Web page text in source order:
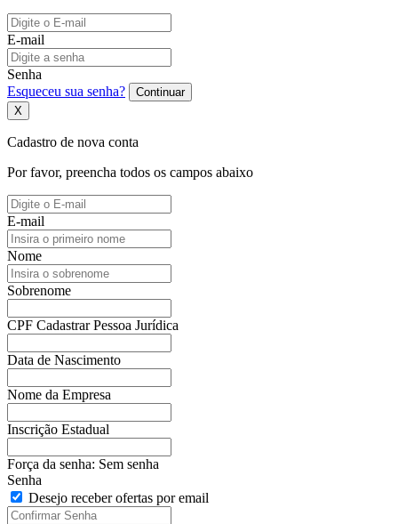
E-mail
Senha
Esqueceu sua senha?
Continuar
X
Cadastro de nova conta
Por favor, preencha todos os campos abaixo
E-mail
Nome
Sobrenome
CPF Cadastrar Pessoa Jurídica
Data de Nascimento
Nome da Empresa
Inscrição Estadual
Força da senha: Sem senha
Senha
Desejo receber ofertas por email